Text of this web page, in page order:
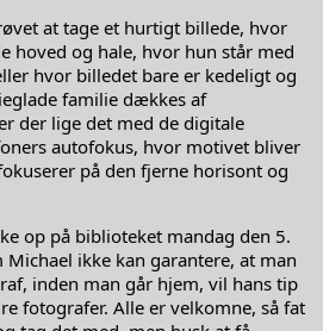
at tage et hurtigt billede, hvor
hoved og hale, hvor hun står med
hvor billedet bare er kedeligt og
familie dækkes af
der lige det med de digitale
autofokus, hvor motivet bliver
på den fjerne horisont og
op på biblioteket mandag den 5.
ikke kan garantere, at man
inden man går hjem, vil hans tip
fotografer. Alle er velkomne, så fat